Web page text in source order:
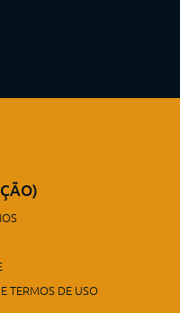
TERMOS DE USO